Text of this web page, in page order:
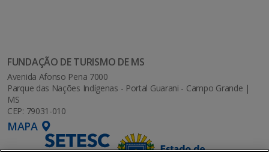
FUNDAÇÃO DE TURISMO DE MS
Avenida Afonso Pena 7000
Parque das Nações Indígenas - Portal Guarani - Campo Grande |
MS
CEP: 79031-010
MAPA